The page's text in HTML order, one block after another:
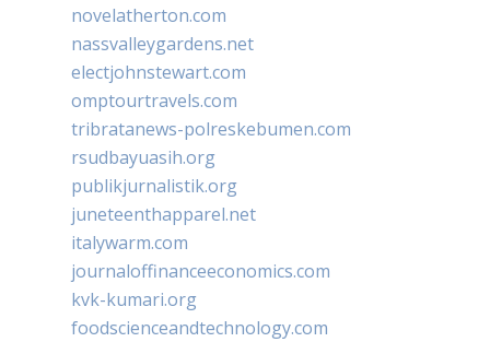
novelatherton.com
nassvalleygardens.net
electjohnstewart.com
omptourtravels.com
tribratanews-polreskebumen.com
rsudbayuasih.org
publikjurnalistik.org
juneteenthapparel.net
italywarm.com
journaloffinanceeconomics.com
kvk-kumari.org
foodscienceandtechnology.com